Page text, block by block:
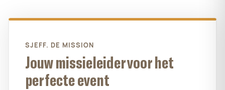
SJEFF. DE MISSION
Jouw missieleider voor het
perfecte event